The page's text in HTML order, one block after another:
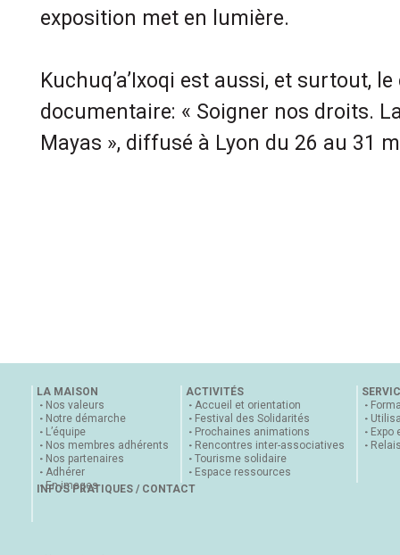
exposition met en lumière.
Kuchuq’a’Ixoqi est aussi, et surtout,
documentaire: « Soigner nos droits.
Mayas », diffusé à Lyon du 26 au 31
LA MAISON
Nos valeurs
Notre démarche
L’équipe
Nos membres adhérents
Nos partenaires
Adhérer
En images
ACTIVITÉS
Accueil et orientation
Festival des Solidarités
Prochaines animations
Rencontres inter-associatives
Tourisme solidaire
Espace ressources
Expo
INFOS PRATIQUES / CONTACT